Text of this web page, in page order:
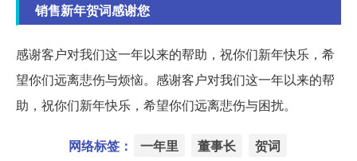
销售新年贺词感谢您
感谢客户对我们这一年以来的帮助，祝你们新年快乐，希
望你们远离悲伤与烦恼。感谢客户对我们这一年以来的帮
助，祝你们新年快乐，希望你们远离悲伤与困扰。
网络标签： 一年里 董事长 贺词